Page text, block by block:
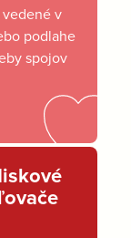
v
podlahe
spojov